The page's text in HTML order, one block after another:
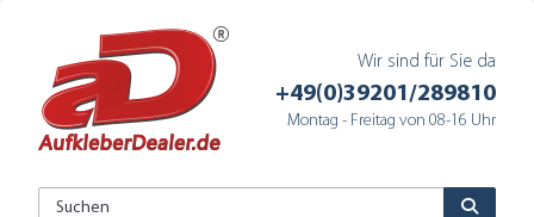
Wir sind für Sie da
+49(0)39201/289810
Montag - Freitag von 08-16 Uhr